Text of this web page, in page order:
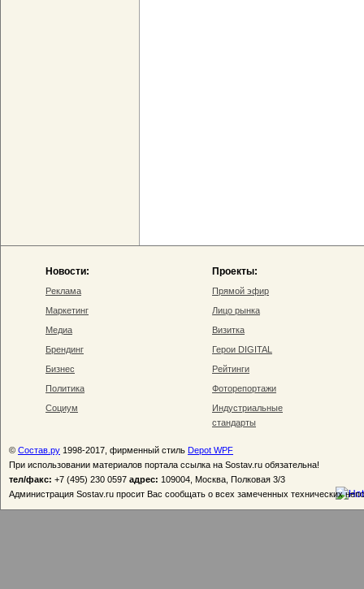
Новости:
Реклама
Маркетинг
Медиа
Брендинг
Бизнес
Политика
Социум
Проекты:
Прямой эфир
Лицо рынка
Визитка
Герои DIGITAL
Рейтинги
Фоторепортажи
Индустриальные
стандарты
© Состав.ру 1998-2017, фирменный стиль Depot WPF
При использовании материалов портала ссылка на Sostav.ru обязательна!
тел/факс: +7 (495) 230 0597 адрес: 109004, Москва, Полковая 3/3
Администрация Sostav.ru просит Вас сообщать о всех замеченных технических